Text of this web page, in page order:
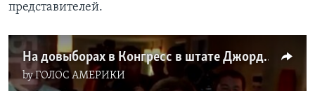
представителей.
На довыборах в Конгресс в штате Джорджия победили республиканцы
byГОЛОС АМЕРИКИ